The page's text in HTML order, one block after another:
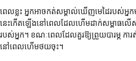
ពេលខ្លះ អ្នកអាចកត់សម្គាល់ឃើញមេដៃរបស់អ្ន
នេះកើតឡើងនៅពេលដែលហើមដាក់សម្ពាធលើ
របស់អ្នក។ ខណៈពេលដែលគួរឱ្យព្រួយបារម្ភ ការ
នៅពេលហើមថយចុះ។